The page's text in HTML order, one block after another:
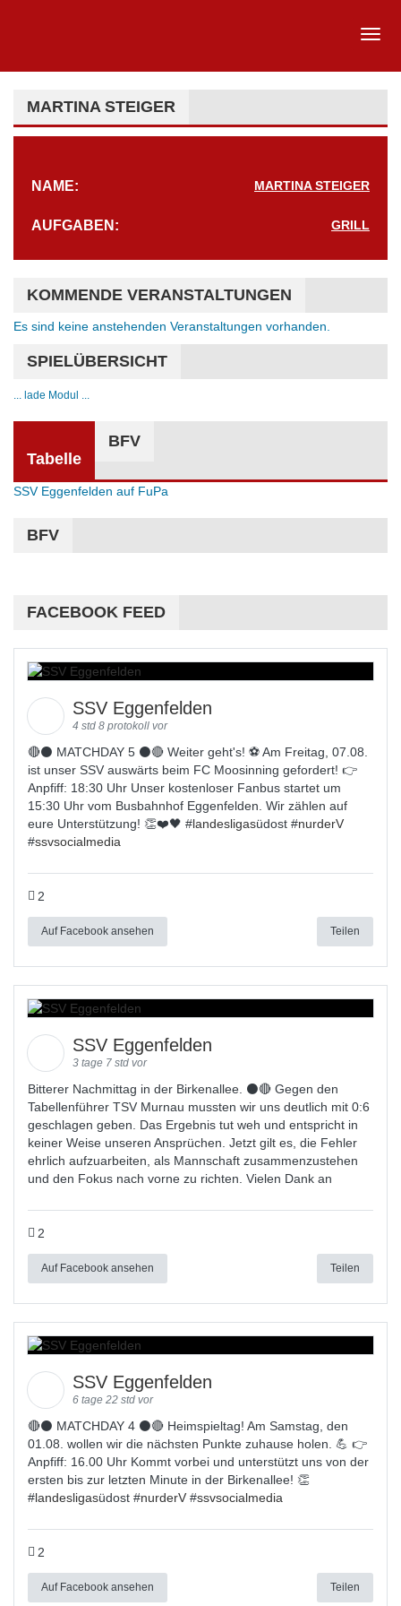
MARTINA STEIGER
NAME: MARTINA STEIGER
AUFGABEN: GRILL
KOMMENDE VERANSTALTUNGEN
Hinweis
Es sind keine anstehenden Veranstaltungen vorhanden.
SPIELÜBERSICHT
... lade Modul ...
Tabelle
BFV
SSV Eggenfelden auf FuPa
BFV
FACEBOOK FEED
SSV Eggenfelden
4 std 8 protokoll vor
🔴⚫️ MATCHDAY 5 ⚫️🔴 Weiter geht's! ⚽ Am Freitag, 07.08.
ist unser SSV auswärts beim FC Moosinning gefordert! 👉
Anpfiff: 18:30 Uhr Unser kostenloser Fanbus startet um
15:30 Uhr vom Busbahnhof Eggenfelden. Wir zählen auf
eure Unterstützung! 👏❤️🖤 #landesligasüdost #nurderV
#ssvsocialmedia
2
Auf Facebook ansehen Teilen
SSV Eggenfelden
3 tage 7 std vor
Bitterer Nachmittag in der Birkenallee. ⚫🔴 Gegen den
Tabellenführer TSV Murnau mussten wir uns deutlich mit 0:6
geschlagen geben. Das Ergebnis tut weh und entspricht in
keiner Weise unseren Ansprüchen. Jetzt gilt es, die Fehler
ehrlich aufzuarbeiten, als Mannschaft zusammenzustehen
und den Fokus nach vorne zu richten. Vielen Dank an
2
Auf Facebook ansehen Teilen
SSV Eggenfelden
6 tage 22 std vor
🔴⚫ MATCHDAY 4 ⚫🔴 Heimspieltag! Am Samstag, den
01.08. wollen wir die nächsten Punkte zuhause holen. 💪 👉
Anpfiff: 16.00 Uhr Kommt vorbei und unterstützt uns von der
ersten bis zur letzten Minute in der Birkenallee! 👏
#landesligasüdost #nurderV #ssvsocialmedia
2
Auf Facebook ansehen Teilen